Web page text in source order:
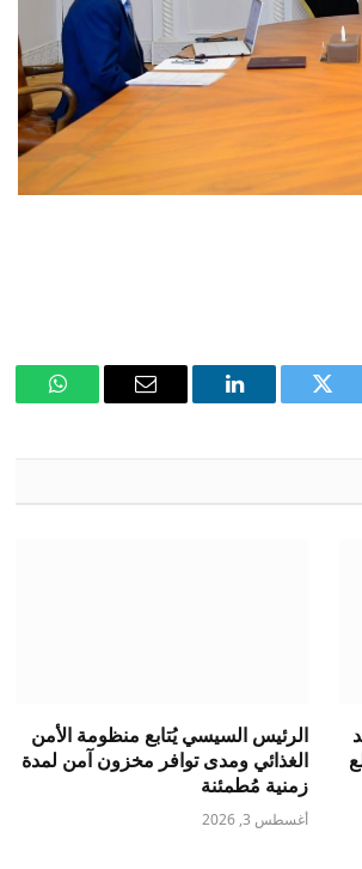
تويتر لينكدإن
البريد
واتساب
الرئيس السيسي يُتابع منظومة الأمن
الغذائي ومدى توافر مخزون آمن لمدة
زمنية مُطمئنة
أغسطس 3, 2026